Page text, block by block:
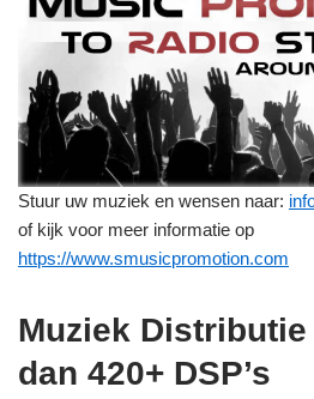
Stuur uw muziek en wensen naar:
of kijk voor meer informatie op
https://www.smusicpromotion.com
Muziek
dan 420+ DSP’s